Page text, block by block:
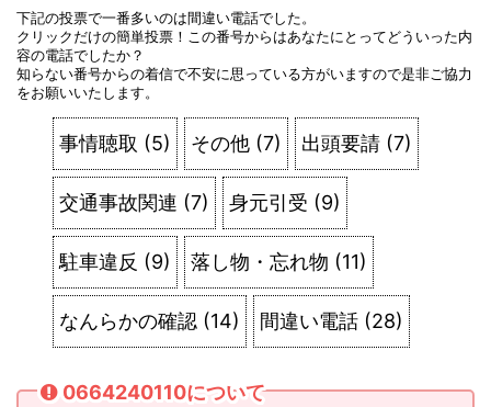
下記の投票で一番多いのは間違い電話でした。
クリックだけの簡単投票！この番号からはあなたにとってどういった内
容の電話でしたか？
知らない番号からの着信で不安に思っている方がいますので是非ご協力
をお願いいたします。
事情聴取 (5) その他 (7) 出頭要請 (7)
交通事故関連 (7) 身元引受 (9)
駐車違反 (9) 落し物・忘れ物 (11)
なんらかの確認 (14) 間違い電話 (28)
0664240110について